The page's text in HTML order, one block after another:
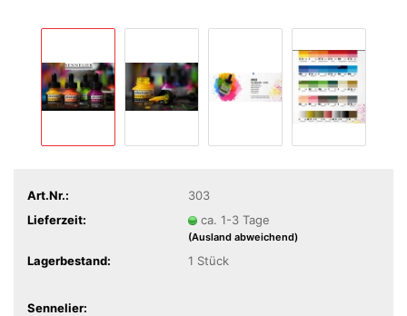
Art.Nr.:
303
Lieferzeit:
ca. 1-3 Tage
(Ausland abweichend)
Lagerbestand: 1 Stück
Sennelier: